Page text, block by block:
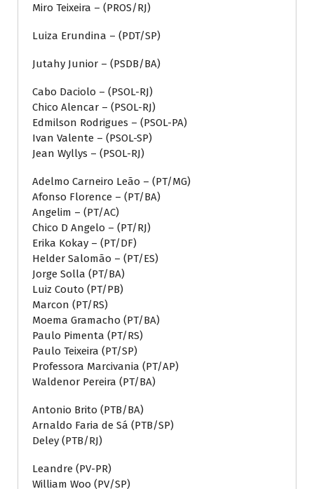
Miro Teixeira – (PROS/RJ)
Luiza Erundina – (PDT/SP)
Jutahy Junior – (PSDB/BA)
Cabo Daciolo – (PSOL-RJ)
Chico Alencar – (PSOL-RJ)
Edmilson Rodrigues – (PSOL-PA)
Ivan Valente – (PSOL-SP)
Jean Wyllys – (PSOL-RJ)
Adelmo Carneiro Leão – (PT/MG)
Afonso Florence – (PT/BA)
Angelim – (PT/AC)
Chico D Angelo – (PT/RJ)
Erika Kokay – (PT/DF)
Helder Salomão – (PT/ES)
Jorge Solla (PT/BA)
Luiz Couto (PT/PB)
Marcon (PT/RS)
Moema Gramacho (PT/BA)
Paulo Pimenta (PT/RS)
Paulo Teixeira (PT/SP)
Professora Marcivania (PT/AP)
Waldenor Pereira (PT/BA)
Antonio Brito (PTB/BA)
Arnaldo Faria de Sá (PTB/SP)
Deley (PTB/RJ)
Leandre (PV-PR)
William Woo (PV/SP)